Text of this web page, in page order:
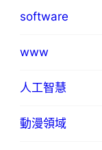
software
www
人工智慧
動漫領域